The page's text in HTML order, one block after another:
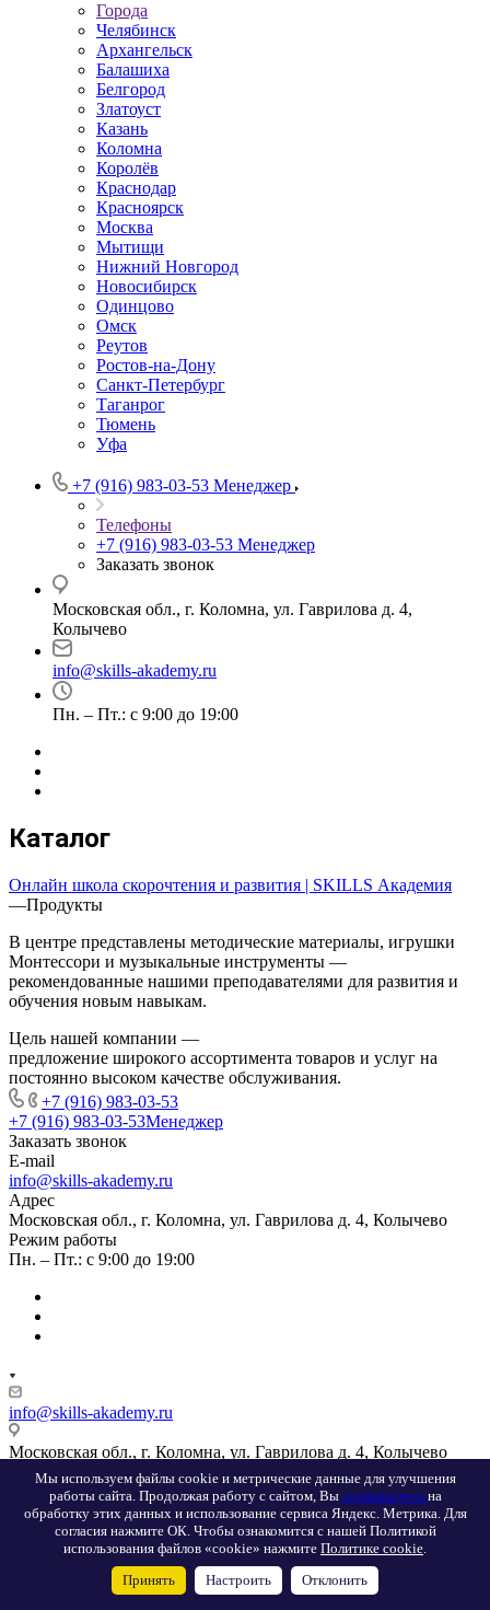
Города
Челябинск
Архангельск
Балашиха
Белгород
Златоуст
Казань
Коломна
Королёв
Краснодар
Красноярск
Москва
Мытищи
Нижний Новгород
Новосибирск
Одинцово
Омск
Реутов
Ростов-на-Дону
Санкт-Петербург
Таганрог
Тюмень
Уфа
+7 (916) 983-03-53 Менеджер
Телефоны
+7 (916) 983-03-53 Менеджер
Заказать звонок
Московская обл., г. Коломна, ул. Гаврилова д. 4,
Колычево
info@skills-akademy.ru
Пн. – Пт.: с 9:00 до 19:00
Каталог
Онлайн школа скорочтения и развития | SKILLS Академия
—Продукты
В центре представлены методические материалы, игрушки
Монтессори и музыкальные инструменты —
рекомендованные нашими преподавателями для развития и
обучения новым навыкам.
Цель нашей компании —
предложение широкого ассортимента товаров и услуг на
постоянно высоком качестве обслуживания.
+7 (916) 983-03-53
+7 (916) 983-03-53Менеджер
Заказать звонок
E-mail
info@skills-akademy.ru
Адрес
Московская обл., г. Коломна, ул. Гаврилова д. 4, Колычево
Режим работы
Пн. – Пт.: с 9:00 до 19:00
info@skills-akademy.ru
Московская обл., г. Коломна, ул. Гаврилова д. 4, Колычево
Мы используем файлы cookie и метрические данные для улучшения
работы сайта. Продолжая работу с сайтом, Вы соглашаетесь на
обработку этих данных и использование сервиса Яндекс. Метрика. Для
согласия нажмите ОК. Чтобы ознакомится с нашей Политикой
использования файлов «cookie» нажмите Политике cookie.
Принять Настроить Отклонить